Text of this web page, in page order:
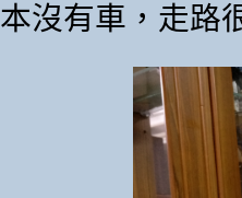
本沒有車，走路